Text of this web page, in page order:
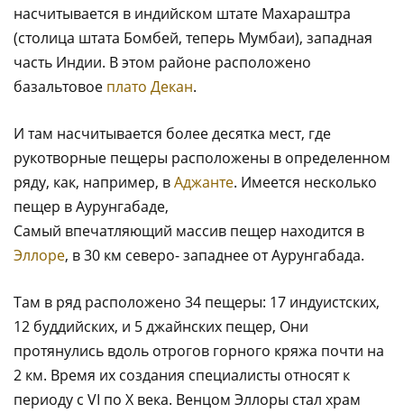
насчитывается в индийском штате Махараштра
(столица штата Бомбей, теперь Мумбаи), западная
часть Индии. В этом районе расположено
базальтовое плато Декан.
И там насчитывается более десятка мест, где
рукотворные пещеры расположены в определенном
ряду, как, например, вАджанте. Имеется несколько
пещер в Аурунгабаде,
Самый впечатляющий массив пещер находится в
Эллоре, в 30 км северо- западнее от Аурунгабада.
Там в ряд расположено 34 пещеры: 17 индуистских,
12 буддийских, и 5 джайнских пещер, Они
протянулись вдоль отрогов горного кряжа почти на
2 км. Время их создания специалисты относят к
периоду с VI по X века. Венцом Эллоры стал храм